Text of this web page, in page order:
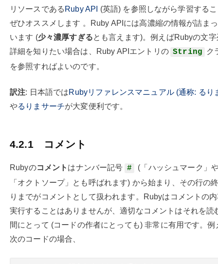
リソースである Ruby API
(英語) を参照しながら学習する
ぜひオススメします 。Ruby APIには高濃縮の情報が詰ま
います (少々濃厚すぎるとも言えます)。例えばRubyの文
詳細を知りたい場合は、Ruby APIエントリの String
ク
を参照すればよいのです。
訳注: 日本語ではRubyリファレンスマニュアル (通称: るり
やるりまサーチが大変便利です。
4.2.1 コメント
Rubyのコメント はナンバー記号 #
(「ハッシュマーク」
「オクトソープ」とも呼ばれます) から始まり、その行の
りまでがコメントとして扱われます。Rubyはコメントの
実行することはありませんが、適切なコメントはそれを読
間にとって (コードの作者にとっても) 非常に有用です。例
次のコードの場合、